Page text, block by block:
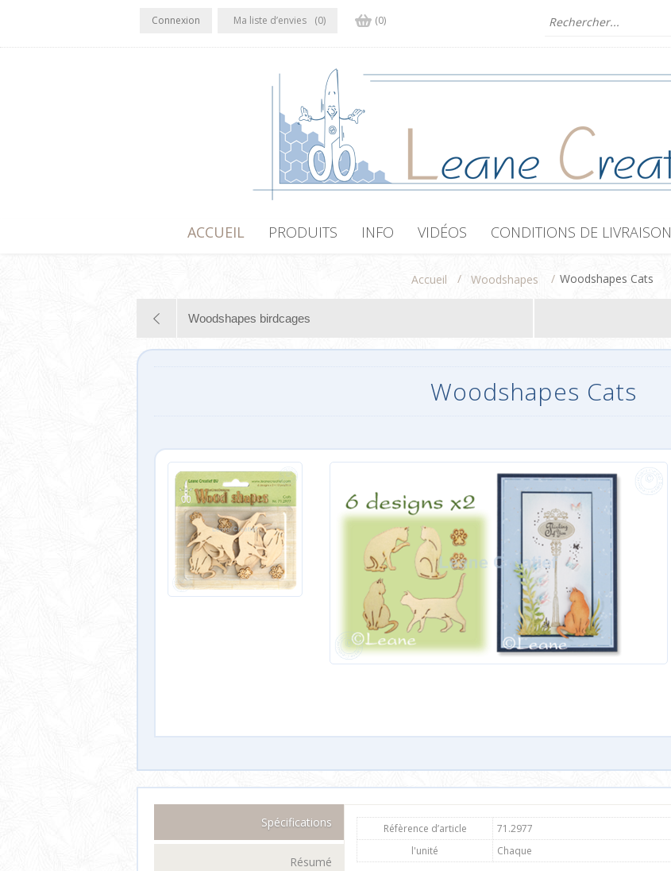
Connexion Ma liste d’envies (0) (0)
ACCUEIL PRODUITS INFO VIDÉOS CONDITIONS DE LIVRAISON
Accueil / Woodshapes / Woodshapes Cats
Woodshapes birdcages
Woodshapes Cats
Spécifications
Résumé
Réfèrence d’article
71.2977
l'unité
Chaque